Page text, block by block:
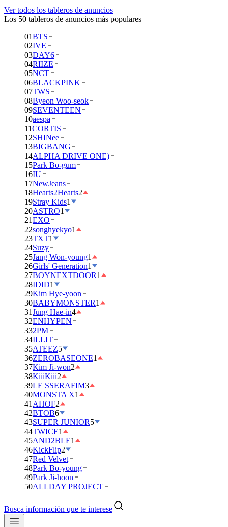
Ver todos los tableros de anuncios
Los 50 tableros de anuncios más populares
01BTS
02IVE
03DAY6
04RIIZE
05NCT
06BLACKPINK
07TWS
08Byeon Woo-seok
09SEVENTEEN
10aespa
11CORTIS
12SHINee
13BIGBANG
14ALPHA DRIVE ONE)
15Park Bo-gum
16IU
17NewJeans
18Hearts2Hearts2
19Stray Kids1
20ASTRO1
21EXO
22songhyekyo1
23TXT1
24Suzy
25Jang Won-young1
26Girls' Generation1
27BOYNEXTDOOR1
28IDID1
29Kim Hye-yoon
30BABYMONSTER1
31Jung Hae-in4
32ENHYPEN
332PM
34ILLIT
35ATEEZ5
36ZEROBASEONE1
37Kim Ji-won2
38KiiiKiii2
39LE SSERAFIM3
40MONSTA X1
41 AHOF2
42BTOB6
43SUPER JUNIOR5
44TWICE1
45AND2BLE1
46KickFlip2
47Red Velvet
48Park Bo-young
49Park Ji-hoon
50ALLDAY PROJECT
Busca información que te interese